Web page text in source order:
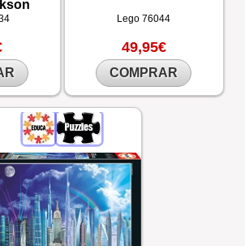
Lego76044
49,95€
COMPRAR